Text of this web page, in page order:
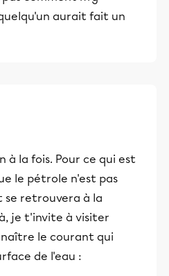
aurait fait un
à la fois. Pour ce qui est
le pétrole n'est pas
se retrouvera à la
je t'invite à visiter
le courant qui
de l'eau :